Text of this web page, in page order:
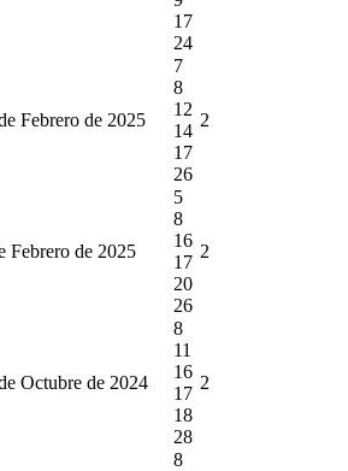
17
24
Febrero de 2025
7
8
12
14
17
26
2
Febrero de 2025
5
8
16
17
20
26
2
Octubre de 2024
8
11
16
17
18
28
2
8